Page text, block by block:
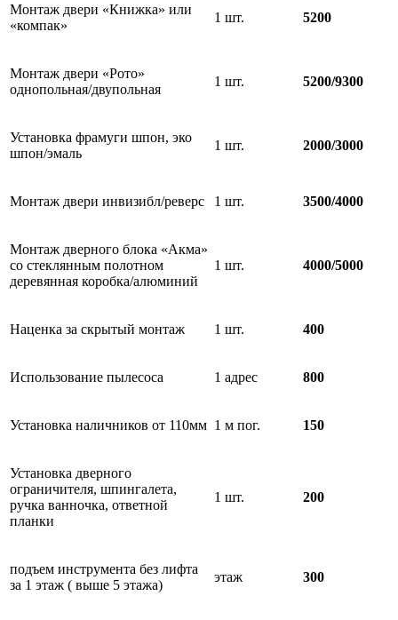
Монтаж двери «Книжка» или
«компак»
1 шт. 5200
Монтаж двери «Рото»
однопольная/двупольная
1 шт. 5200/9300
Установка фрамуги шпон, эко
шпон/эмаль
1 шт. 2000/3000
Монтаж двери инвизибл/реверс 1 шт. 3500/4000
Монтаж дверного блока «Акма»
со стеклянным полотном
деревянная коробка/алюминий
1 шт. 4000/5000
Наценка за скрытый монтаж 1 шт. 400
Использование пылесоса 1 адрес 800
Установка наличников от 110мм 1 м пог. 150
Установка дверного
ограничителя, шпингалета,
ручка ванночка, ответной
планки
1 шт. 200
подъем инструмента без лифта
за 1 этаж ( выше 5 этажа)
этаж 300